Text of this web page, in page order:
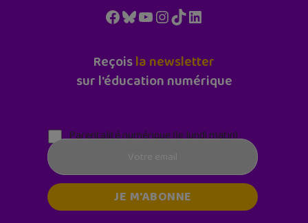
Facebook
Bluesky
YouTube
Instagram
TikTokLinkedIn
Reçoisla newsletter
sur l'éducation numérique
Parentalité numérique (le lundi matin)